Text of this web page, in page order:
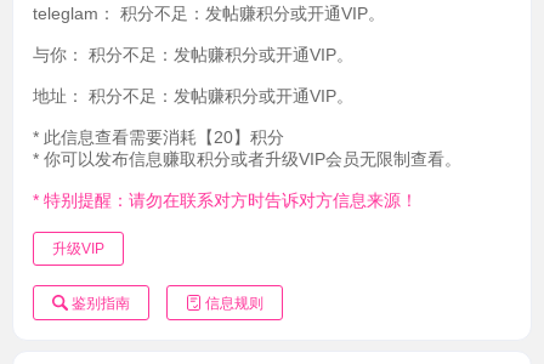
teleglam： 积分不足：发帖赚积分或开通VIP。
与你： 积分不足：发帖赚积分或开通VIP。
地址： 积分不足：发帖赚积分或开通VIP。
* 此信息查看需要消耗【20】积分
* 你可以发布信息赚取积分或者升级VIP会员无限制查看。
* 特别提醒：请勿在联系对方时告诉对方信息来源！
升级VIP
鉴别指南 信息规则